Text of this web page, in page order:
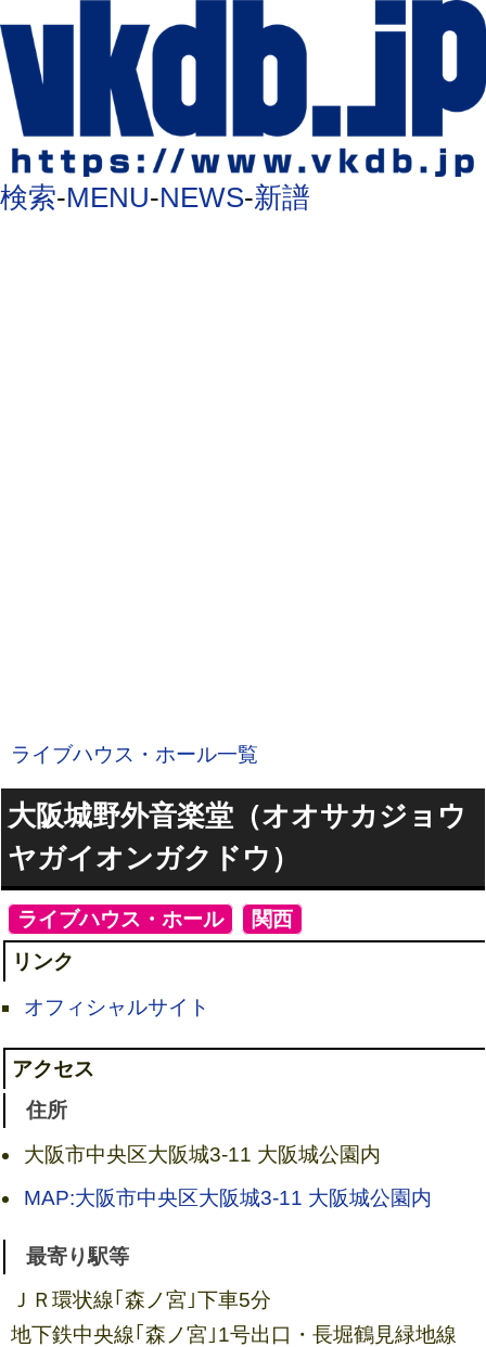
検索-MENU-NEWS-新譜
ライブハウス・ホール一覧
大阪城野外音楽堂（オオサカジョウ
ヤガイオンガクドウ）
ライブハウス・ホール] 関西
リンク
オフィシャルサイト
アクセス
住所
大阪市中央区大阪城3-11 大阪城公園内
MAP:大阪市中央区大阪城3-11 大阪城公園内
最寄り駅等
ＪＲ環状線｢森ノ宮｣下車5分
地下鉄中央線｢森ノ宮｣1号出口・長堀鶴見緑地線